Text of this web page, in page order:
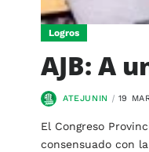
Logros
AJB: A
ATEJUNIN 19
El Congreso
consensuado con